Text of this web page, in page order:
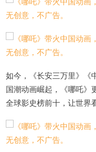
如今，《长安三万里》《
国潮动画崛起，《哪吒》
全球影史榜前十，让世界